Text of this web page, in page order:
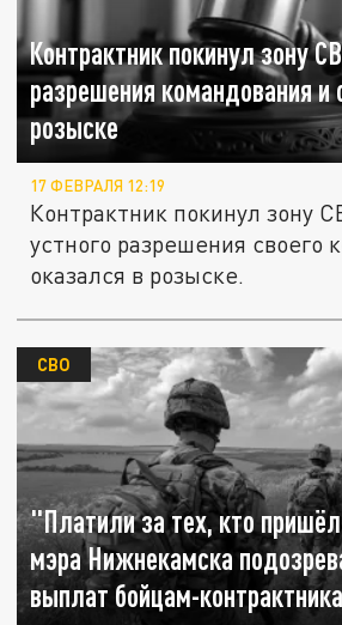
Контрактник покинул зону
разрешения командования и
розыске
17 ФЕВРАЛЯ 12:19
Контрактник покинул зону
устного разрешения своего
оказался в розыске.
"Платили за тех, кто
мэра Нижнекамска
выплат бойцам-
СВО